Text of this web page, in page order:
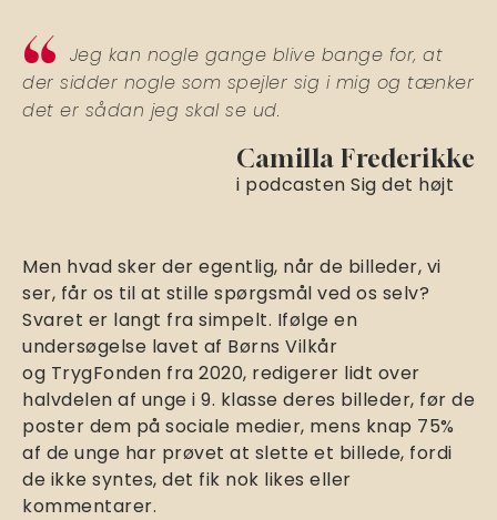
Jeg kan nogle gange blive bange for, at
der sidder nogle som spejler sig i mig og tænker
det er sådan jeg skal se ud.
Camilla Frederikke
i podcasten Sig det højt
Men hvad sker der egentlig, når de billeder, vi
ser, får os til at stille spørgsmål ved os selv?
Svaret er langt fra simpelt. Ifølge en
undersøgelse lavet af Børns Vilkår
og TrygFonden fra 2020, redigerer lidt over
halvdelen af unge i 9. klasse deres billeder, før de
poster dem på sociale medier, mens knap 75%
af de unge har prøvet at slette et billede, fordi
de ikke syntes, det fik nok likes eller
kommentarer.